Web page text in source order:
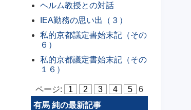
ヘルム教授との対話
IEA勤務の思い出（３）
私的京都議定書始末記（その
６）
私的京都議定書始末記（その
１６）
ページ: 1 2 3 4 5
6
有馬 純の最新記事